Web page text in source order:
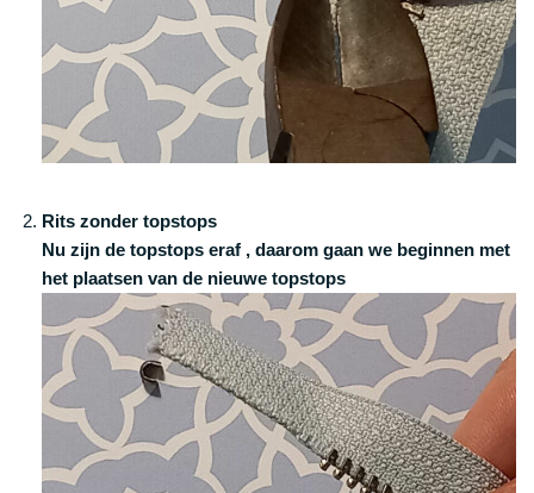
Rits zonder topstops
Nu zijn de topstops eraf , daarom gaan we beginnen met
het plaatsen van de nieuwe topstops